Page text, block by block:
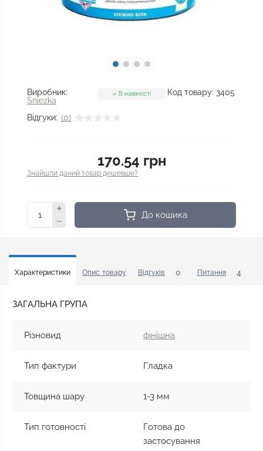
Виробник:
Sniezka
Код товару: 3405
Відгуки: (0)
В наявності
170.54 грн
Знайшли даний товар дешевше?
До кошика
Характеристики Опис товару Відгуків 0 Питання 4
ЗАГАЛЬНА ГРУПА
Різновид фінішна
Тип фактури Гладка
Товщина шару 1-3 мм
Тип готовності
Готова до
застосування